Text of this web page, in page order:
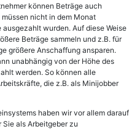
können Beträge auch
nicht in dem Monat
wurden. Auf diese Weise
Beträge sammeln und z.B. für
größere Anschaffung ansparen.
unabhängig von der Höhe des
werden. So können alle
die z.B. als Minijobber
haben wir vor allem darauf
als Arbeitgeber zu